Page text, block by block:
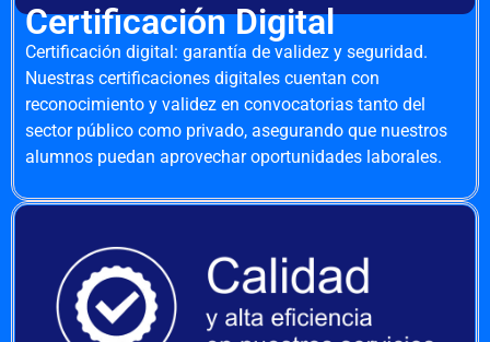
Certificación Digital
Certificación digital: garantía de validez y seguridad.
Nuestras certificaciones digitales cuentan con
reconocimiento y validez en convocatorias tanto del
sector público como privado, asegurando que nuestros
alumnos puedan aprovechar oportunidades laborales.